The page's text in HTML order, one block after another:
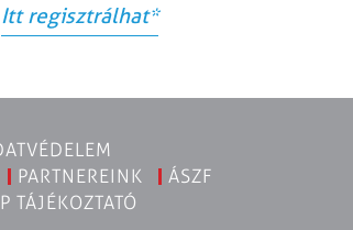
Itt regisztrálhat*
PARTNEREINK
ÁSZF
TÁJÉKOZTATÓ